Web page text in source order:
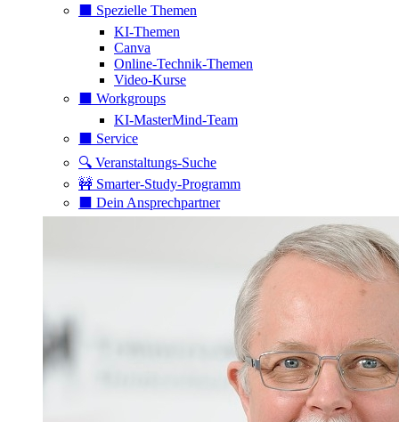
⬛️ Spezielle Themen
KI-Themen
Canva
Online-Technik-Themen
Video-Kurse
⬛️ Workgroups
KI-MasterMind-Team
⬛️ Service
🔍 Veranstaltungs-Suche
🚧 Smarter-Study-Programm
⬛️ Dein Ansprechpartner